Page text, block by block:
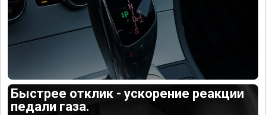
Быстрее отклик - ускорение реакции
педали газа.